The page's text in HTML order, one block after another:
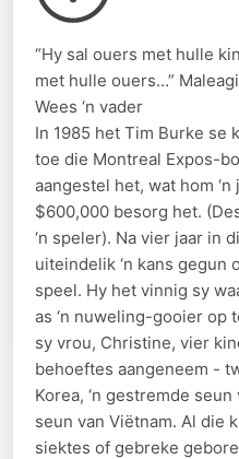
“Hy sal ouers met hulle
met hulle ouers…”
Wees ‘n vader
In 1985 het Tim Burke se
toe die Montreal Expos-
aangestel het, wat hom
$600,000 besorg het.
‘n speler). Na vier jaar in
uiteindelik ‘n kans gegun
speel. Hy het vinnig sy
as ‘n nuweling-gooier op
sy vrou, Christine, vier
behoeftes aangeneem -
Korea, ‘n gestremde seun
seun van Viëtnam. Al die
siektes of gebreke